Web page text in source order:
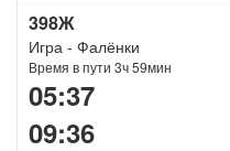
398Ж
Игра - Фалёнки
Время в пути 3ч 59мин
05:37
09:36